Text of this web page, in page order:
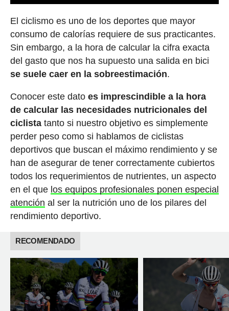
El ciclismo es uno de los deportes que mayor
consumo de calorías requiere de sus practicantes.
Sin embargo, a la hora de calcular la cifra exacta
del gasto que nos ha supuesto una salida en bici
se suele caer en la sobreestimación.
Conocer este dato es imprescindible a la hora
de calcular las necesidades nutricionales del
ciclistatanto si nuestro objetivo es simplemente
perder peso como si hablamos de ciclistas
deportivos que buscan el máximo rendimiento y se
han de asegurar de tener correctamente cubiertos
todos los requerimientos de nutrientes, un aspecto
en el que los equipos profesionales ponen especial
atención al ser la nutrición uno de los pilares del
rendimiento deportivo.
RECOMENDADO